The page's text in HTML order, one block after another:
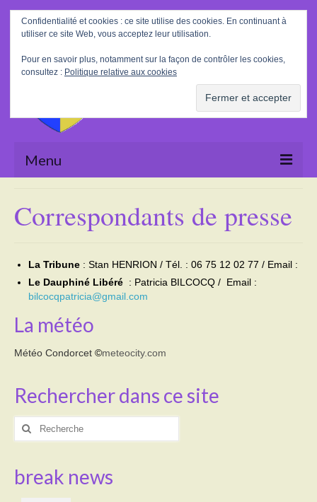
Rechercher
:
Menu
La Mairie
Tourisme
Actualités
Contact
Heures d’ouverture
CONSEILLER NUMERIQUE
Correspondants de presse
La Tribune : Stan HENRION / Tél. : 06 75 12 02 77 / Email :
Le Dauphiné Libéré : Patricia BILCOCQ / Email :
bilcocqpatricia@gmail.com
La météo
Météo Condorcet ©meteocity.com
Rechercher dans ce site
Rechercher
break news
Confidentialité et cookies : ce site utilise des cookies. En continuant à
utiliser ce site Web, vous acceptez leur utilisation.
Pour en savoir plus, notamment sur la façon de contrôler les cookies,
consultez : Politique relative aux cookies